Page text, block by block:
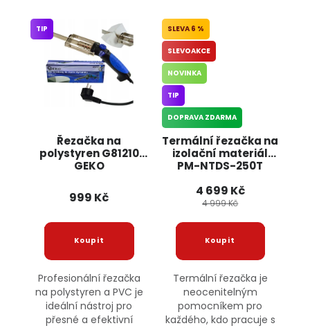
Řezačka na
polystyren G81210
GEKO
TIP
999 Kč
Profesionální řezačka
na polystyren a PVC je
ideální nástroj pro
přesné a efektivní
Termální řezačka na
izolační materiál
PM-NTDS-250T
6 %
SLEVOAKCE
NOVINKA
TIP
DOPRAVA ZDARMA
4 699 Kč
4 999 Kč
Termální řezačka je
neocenitelným
pomocníkem pro
každého, kdo pracuje s